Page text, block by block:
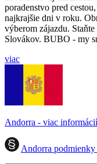
poradenstvo pred
najkrajšie dni v roku.
výberom zájazdu.
Slovákov. BUBO - my
viac
Andorra - viac informácií
Andorra podmienky